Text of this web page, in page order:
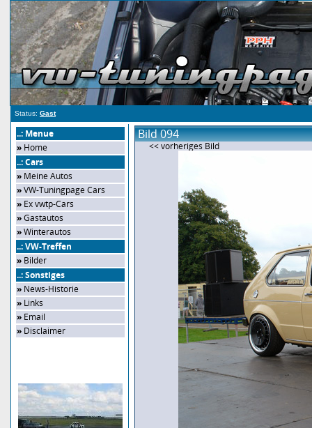
Status: Gast
..: Menue
» Home
..: Cars
» Meine Autos
»VW-Tuningpage Cars
» Ex vwtp-Cars
»Gastautos
»Winterautos
..: VW-Treffen
» Bilder
..: Sonstiges
» News-Historie
» Links
» Email
» Disclaimer
Bild 094
<< vorheriges Bild